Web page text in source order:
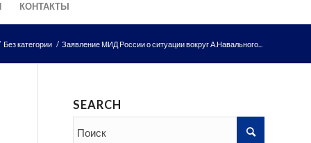
КОНТАКТЫ
Без категории / Заявление МИД России о ситуации вокруг А.Навального...
SEARCH